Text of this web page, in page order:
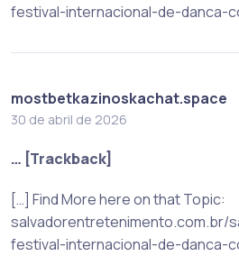
festival-internacional-de-danca-
mostbetkazinoskachat.space
30 de abril de 2026
… [Trackback]
[…] Find More here on that Topic:
salvadorentretenimento.com.br/
festival-internacional-de-danca-